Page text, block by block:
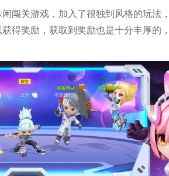
闯关游戏，加入了很独到风格的玩法
得奖励，获取到奖励也是十分丰厚的